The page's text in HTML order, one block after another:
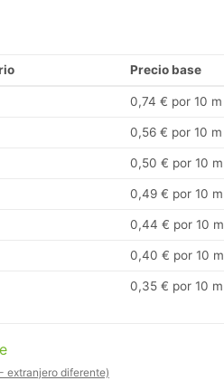
Precio base
0,74 € por 10 m
0,56 € por 10 m
0,50 € por 10 m
0,49 € por 10 m
0,44 € por 10 m
0,40 € por 10 m
0,35 € por 10 m
extranjero diferente)